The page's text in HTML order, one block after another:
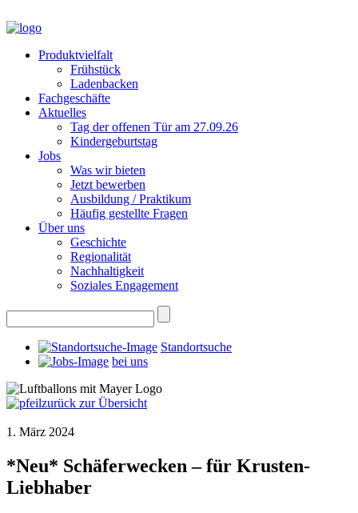
Produktvielfalt
Frühstück
Ladenbacken
Fachgeschäfte
Aktuelles
Tag der offenen Tür am 27.09.26
Kindergeburtstag
Jobs
Was wir bieten
Jetzt bewerben
Ausbildung / Praktikum
Häufig gestellte Fragen
Über uns
Geschichte
Regionalität
Nachhaltigkeit
Soziales Engagement
Standortsuche
bei uns
zurück zur Übersicht
1. März 2024
*Neu* Schäferwecken – für Krusten-
Liebhaber